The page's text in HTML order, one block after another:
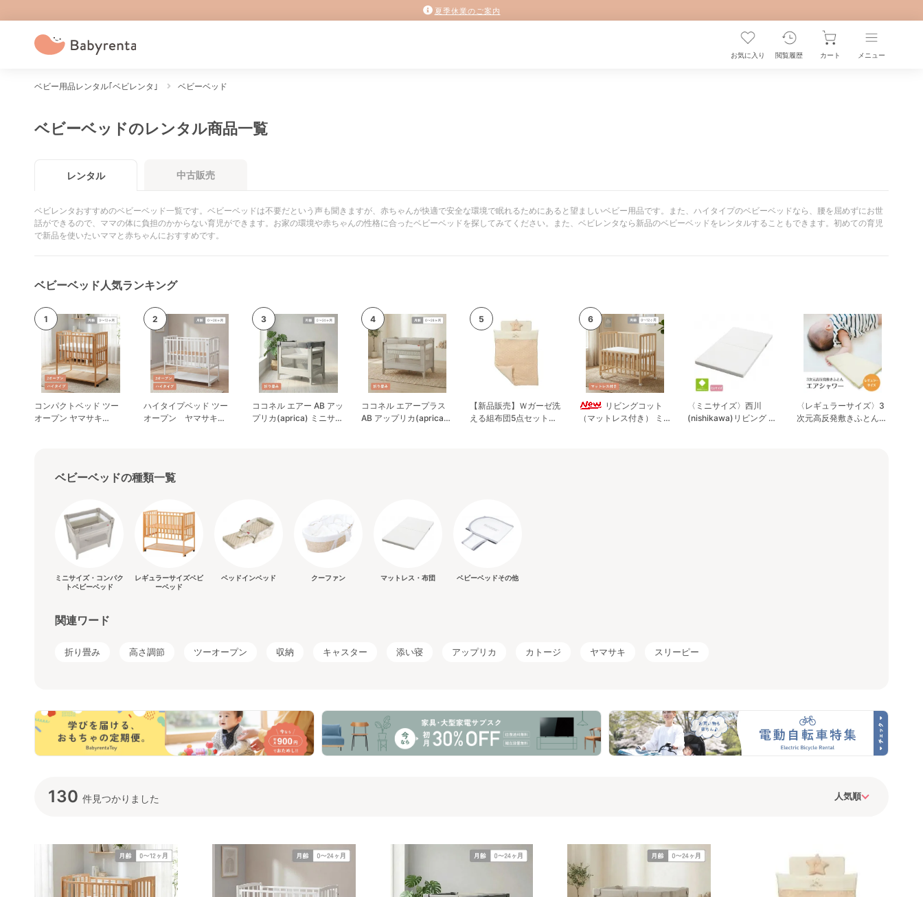
夏季休業のご案内
お気に入り 閲覧履歴 カート メニュー
ベビー用品レンタル｢ベビレンタ｣ ベビーベッド
ベビーベッドのレンタル商品一覧
レンタル 中古販売
ベビレンタおすすめのベビーベッド一覧です。ベビーベッドは不要だという声も聞きますが、赤ちゃんが快適で安全な環境で眠れるためにあると望ましいベビー用品です。また、ハイタイプのベビーベッドなら、腰を屈めずにお世
話ができるので、ママの体に負担のかからない育児ができます。お家の環境や赤ちゃんの性格に合ったベビーベッドを探してみてください。また、ベビレンタなら新品のベビーベッドをレンタルすることもできます。初めての育児
で新品を使いたいママと赤ちゃんにおすすめです。
ベビーベッド人気ランキング
コンパクトベッド ツー
オープン ヤマサキ
ハイタイプベッド ツー
オープン ヤマサキ
ココネル エアー AB アッ
プリカ(aprica) ミニサイ
ココネル エアープラス
AB アップリカ(aprica)
【新品販売】Ｗガーゼ洗
える組布団5点セット
リビングコット
（マットレス付き） ミ
〈ミニサイズ〉西川
(nishikawa)リビング 固
〈レギュラーサイズ〉3
次元高反発敷きふとん
ベビーベッドの種類一覧
ミニサイズ・コンパク
トベビーベッド
レギュラーサイズベビ
ーベッド
ベッドインベッド クーファン マットレス・布団 ベビーベッドその他
関連ワード
折り畳み 高さ調節 ツーオープン 収納 キャスター 添い寝 アップリカ カトージ ヤマサキ スリーピー
130 件見つかりました